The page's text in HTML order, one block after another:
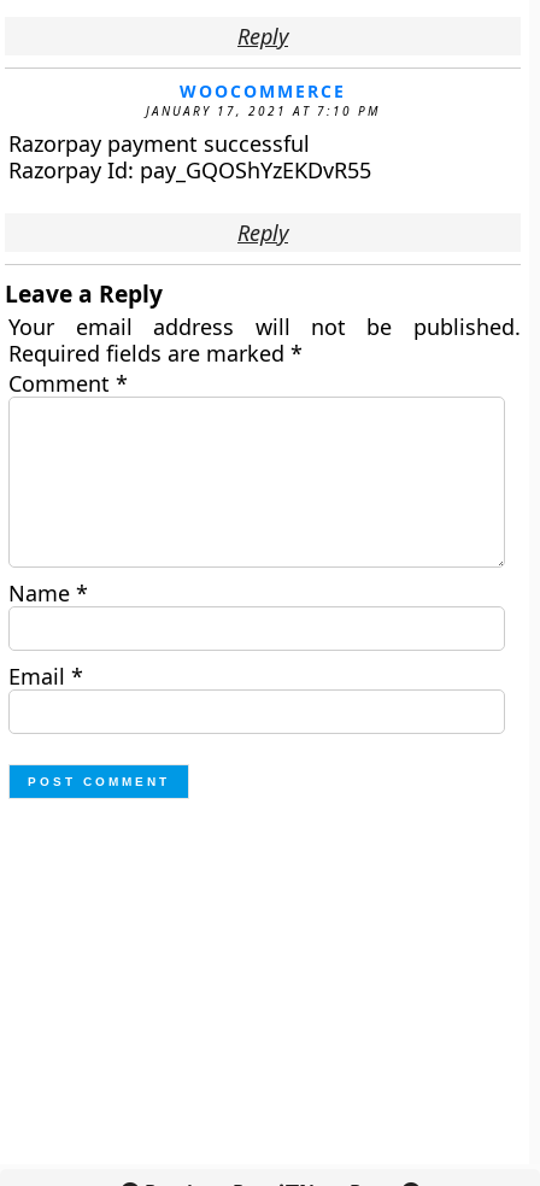
Reply
WOOCOMMERCE
JANUARY 17, 2021 AT 7:10 PM
Razorpay payment successful
Razorpay Id: pay_GQOShYzEKDvR55
Reply
Leave a Reply
Your email address will not be published.
Required fields are marked*
Comment*
Name*
Email*